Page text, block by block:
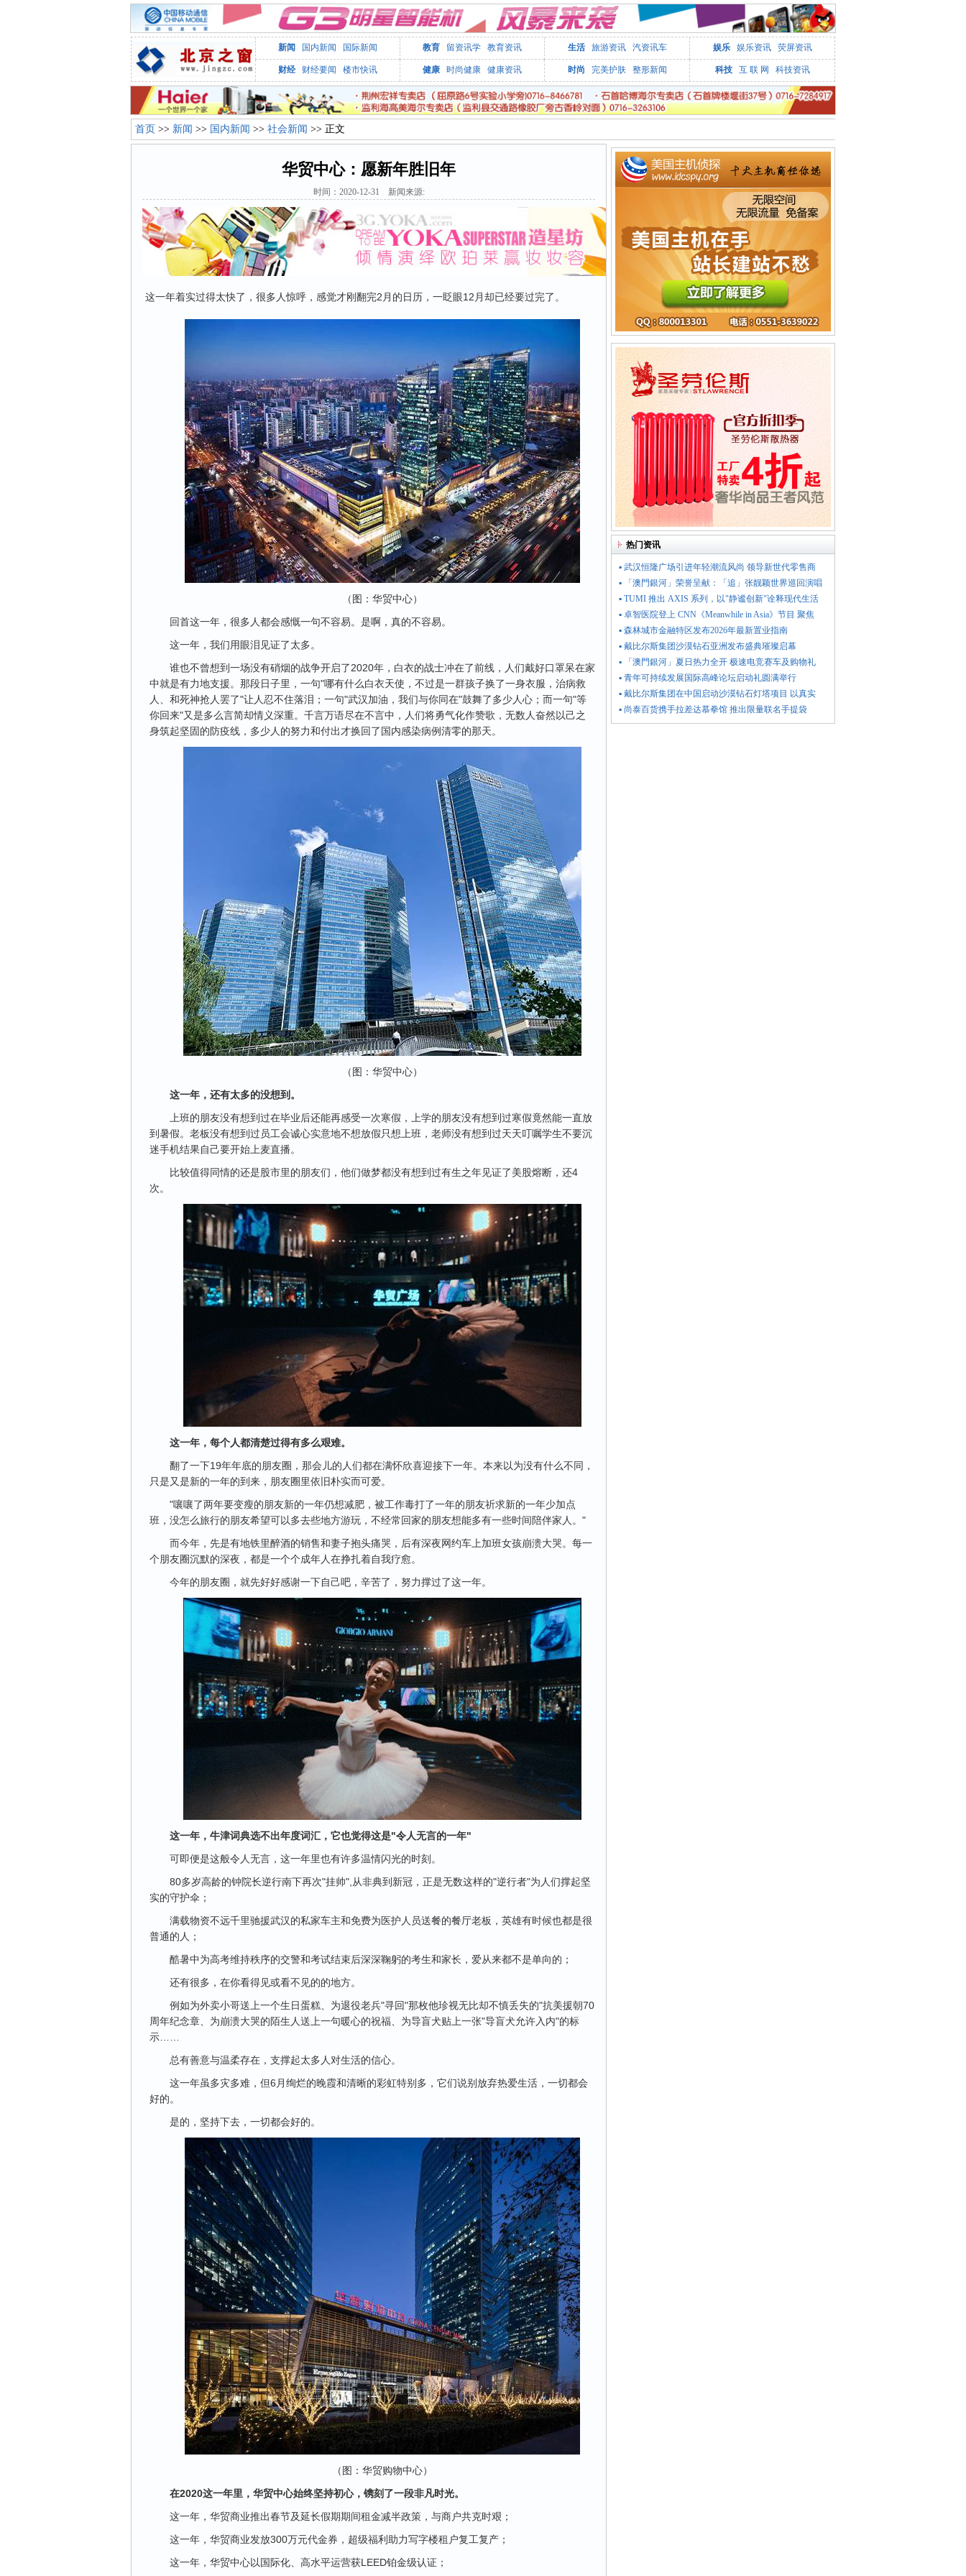
新闻 国内新闻 国际新闻 教育 留资讯学 教育资讯 生活 旅游资讯 汽资讯车 娱乐 娱乐资讯 荧屏资讯
财经 财经要闻 楼市快讯 健康 时尚健康 健康资讯 时尚 完美护肤 整形新闻 科技 互 联 网 科技资讯
首页 >> 新闻 >> 国内新闻 >> 社会新闻 >> 正文
华贸中心：愿新年胜旧年
时间：2020-12-31 新闻来源:
这一年着实过得太快了，很多人惊呼，感觉才刚翻完2月的日历，一眨眼12月却已经要过完了。
（图：华贸中心）
回首这一年，很多人都会感慨一句不容易。是啊，真的不容易。
这一年，我们用眼泪见证了太多。
谁也不曾想到一场没有硝烟的战争开启了2020年，白衣的战士冲在了前线，人们戴好口罩呆在家
中就是有力地支援。那段日子里，一句"哪有什么白衣天使，不过是一群孩子换了一身衣服，治病救
人、和死神抢人罢了"让人忍不住落泪；一句"武汉加油，我们与你同在"鼓舞了多少人心；而一句"等
你回来"又是多么言简却情义深重。千言万语尽在不言中，人们将勇气化作赞歌，无数人奋然以己之
身筑起坚固的防疫线，多少人的努力和付出才换回了国内感染病例清零的那天。
（图：华贸中心）
这一年，还有太多的没想到。
上班的朋友没有想到过在毕业后还能再感受一次寒假，上学的朋友没有想到过寒假竟然能一直放
到暑假。老板没有想到过员工会诚心实意地不想放假只想上班，老师没有想到过天天叮嘱学生不要沉
迷手机结果自己要开始上麦直播。
比较值得同情的还是股市里的朋友们，他们做梦都没有想到过有生之年见证了美股熔断，还4
次。
这一年，每个人都清楚过得有多么艰难。
翻了一下19年年底的朋友圈，那会儿的人们都在满怀欣喜迎接下一年。本来以为没有什么不同，
只是又是新的一年的到来，朋友圈里依旧朴实而可爱。
"嚷嚷了两年要变瘦的朋友新的一年仍想减肥，被工作毒打了一年的朋友祈求新的一年少加点
班，没怎么旅行的朋友希望可以多去些地方游玩，不经常回家的朋友想能多有一些时间陪伴家人。"
而今年，先是有地铁里醉酒的销售和妻子抱头痛哭，后有深夜网约车上加班女孩崩溃大哭。每一
个朋友圈沉默的深夜，都是一个个成年人在挣扎着自我疗愈。
今年的朋友圈，就先好好感谢一下自己吧，辛苦了，努力撑过了这一年。
这一年，牛津词典选不出年度词汇，它也觉得这是"令人无言的一年"
可即便是这般令人无言，这一年里也有许多温情闪光的时刻。
80多岁高龄的钟院长逆行南下再次"挂帅",从非典到新冠，正是无数这样的"逆行者"为人们撑起坚
实的守护伞；
满载物资不远千里驰援武汉的私家车主和免费为医护人员送餐的餐厅老板，英雄有时候也都是很
普通的人；
酷暑中为高考维持秩序的交警和考试结束后深深鞠躬的考生和家长，爱从来都不是单向的；
还有很多，在你看得见或看不见的的地方。
例如为外卖小哥送上一个生日蛋糕、为退役老兵"寻回"那枚他珍视无比却不慎丢失的"抗美援朝70
周年纪念章、为崩溃大哭的陌生人送上一句暖心的祝福、为导盲犬贴上一张"导盲犬允许入内"的标
示……
总有善意与温柔存在，支撑起太多人对生活的信心。
这一年虽多灾多难，但6月绚烂的晚霞和清晰的彩虹特别多，它们说别放弃热爱生活，一切都会
好的。
是的，坚持下去，一切都会好的。
（图：华贸购物中心）
在2020这一年里，华贸中心始终坚持初心，镌刻了一段非凡时光。
这一年，华贸商业推出春节及延长假期期间租金减半政策，与商户共克时艰；
这一年，华贸商业发放300万元代金券，超级福利助力写字楼租户复工复产；
这一年，华贸中心以国际化、高水平运营获LEED铂金级认证；
热门资讯
▪ 武汉恒隆广场引进年轻潮流风尚 领导新世代零售商
▪ 「澳門銀河」荣誉呈献：「追」张靓颖世界巡回演唱
▪ TUMI 推出 AXIS 系列，以"静谧创新"诠释现代生活
▪ 卓智医院登上 CNN《Meanwhile in Asia》节目 聚焦
▪ 森林城市金融特区发布2026年最新置业指南
▪ 戴比尔斯集团沙漠钻石亚洲发布盛典璀璨启幕
▪ 「澳門銀河」夏日热力全开 极速电竞赛车及购物礼
▪ 青年可持续发展国际高峰论坛启动礼圆满举行
▪ 戴比尔斯集团在中国启动沙漠钻石灯塔项目 以真实
▪ 尚泰百货携手拉差达慕拳馆 推出限量联名手提袋